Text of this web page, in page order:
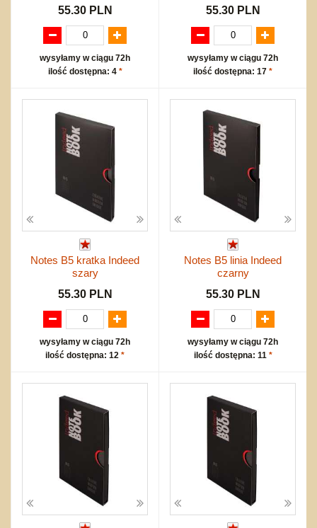
55.30 PLN
wysyłamy w ciągu 72h
ilość dostępna: 4 *
55.30 PLN
wysyłamy w ciągu 72h
ilość dostępna: 17 *
Notes B5 kratka Indeed
szary
55.30 PLN
wysyłamy w ciągu 72h
ilość dostępna: 12 *
Notes B5 linia Indeed
czarny
55.30 PLN
wysyłamy w ciągu 72h
ilość dostępna: 11 *